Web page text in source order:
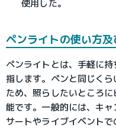
使用した。
ペンライトの使い方及
ペンライトとは、手軽に
指します。ペンと同じく
ため、照らしたいところ
能です。一般的には、キ
サートやライブイベントで